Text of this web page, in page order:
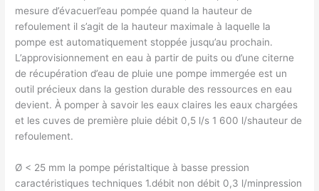
mesure d’évacuerl’eau pompée quand la hauteur de
refoulement il s’agit de la hauteur maximale à laquelle la
pompe est automatiquement stoppée jusqu’au prochain.
L’approvisionnement en eau à partir de puits ou d’une citerne
de récupération d’eau de pluie une pompe immergée est un
outil précieux dans la gestion durable des ressources en eau
devient. À pomper à savoir les eaux claires les eaux chargées
et les cuves de première pluie débit 0,5 l/s 1 600 l/shauteur de
refoulement.
Ø < 25 mm la pompe péristaltique à basse pression
caractéristiques techniques 1.débit non débit 0,3 l/minpression